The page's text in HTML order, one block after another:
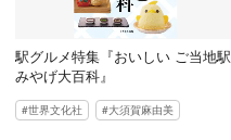
駅グルメ特集『おいしい ご当地駅
みやげ大百科』
世界文化社 大須賀麻由美